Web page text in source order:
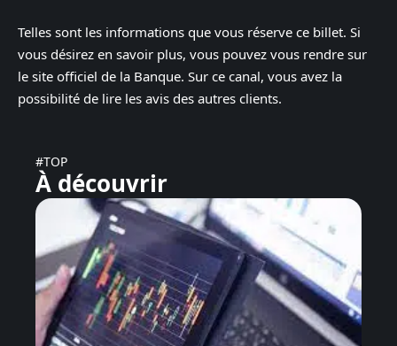
Telles sont les informations que vous réserve ce billet. Si
vous désirez en savoir plus, vous pouvez vous rendre sur
le site officiel de la Banque. Sur ce canal, vous avez la
possibilité de lire les avis des autres clients.
#TOP
À découvrir